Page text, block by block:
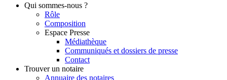
Qui sommes-nous ?
Rôle
Composition
Espace Presse
Médiathèque
Communiqués et dossiers de presse
Contact
Trouver un notaire
Annuaire des notaires